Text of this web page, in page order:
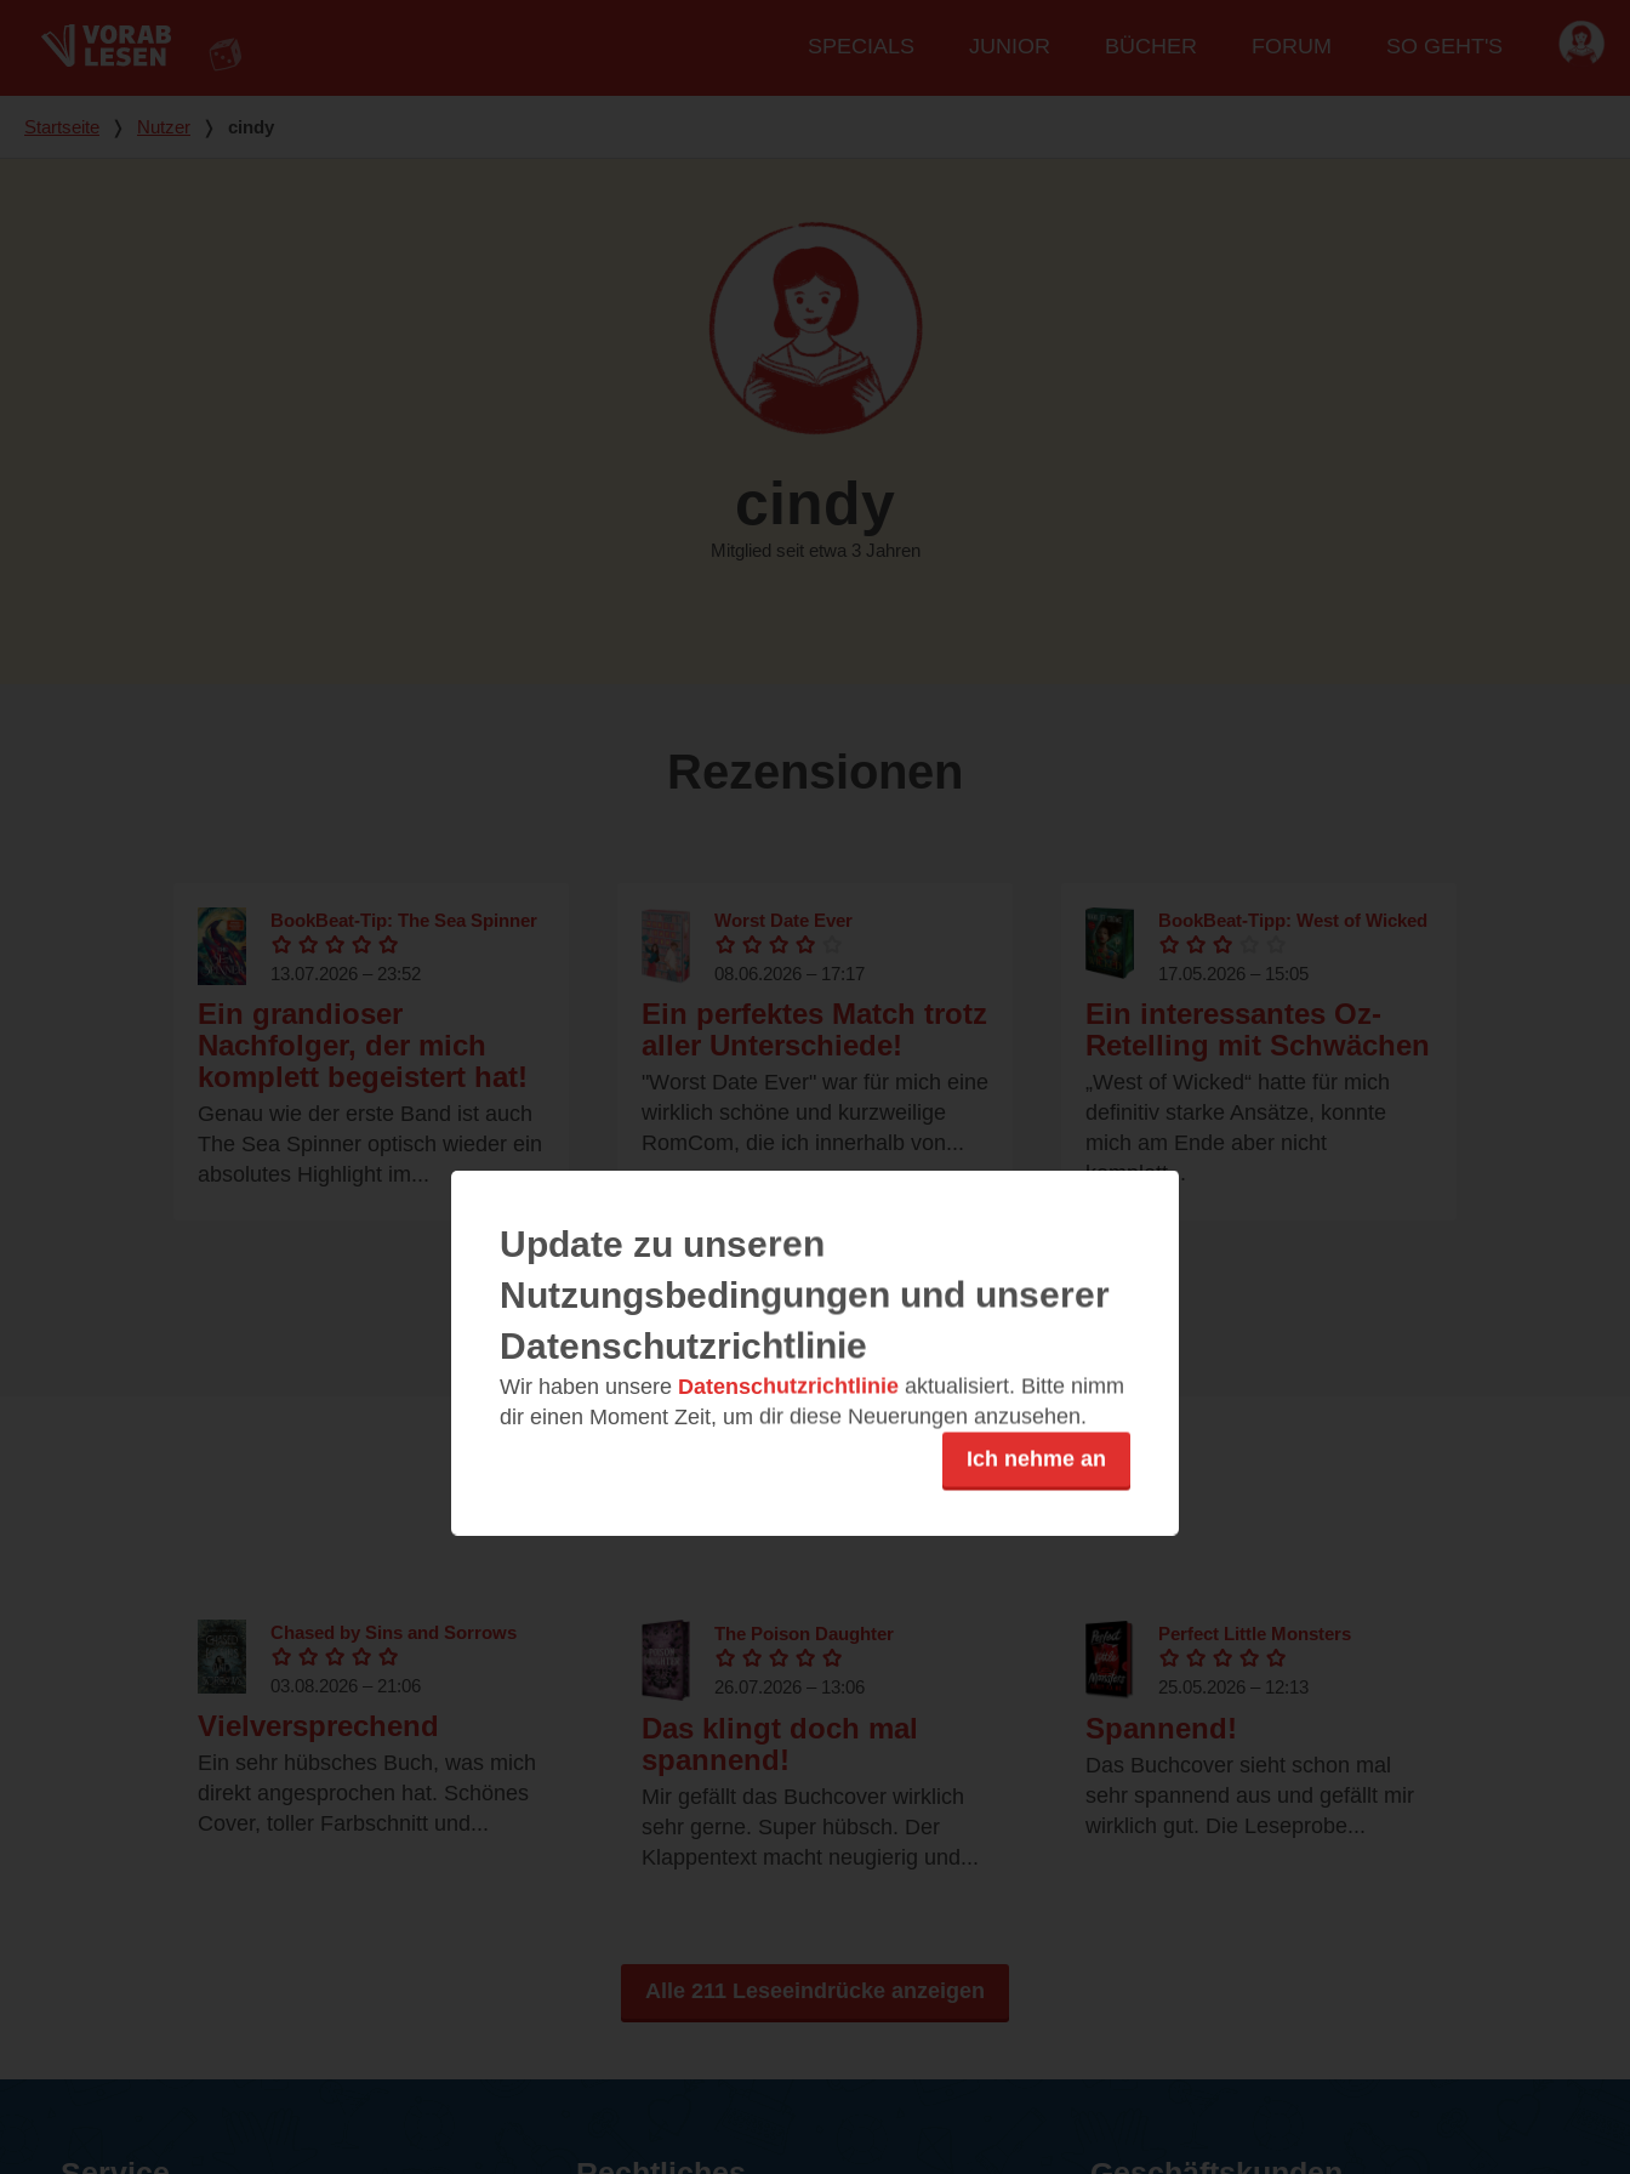
Hauptmenü
SPECIALS JUNIOR BÜCHER FORUM SO GEHT'S
Du bist hier
Startseite ❭ Nutzer ❭ cindy
cindy
Mitglied seit etwa 3 Jahren
Rezensionen
BookBeat-Tip: The Sea Spinner
13.07.2026 – 23:52
​Ein grandioser
Nachfolger, der mich
komplett begeistert hat!
Genau wie der erste Band ist auch
The Sea Spinner optisch wieder ein
absolutes Highlight im...
Worst Date Ever
08.06.2026 – 17:17
Ein perfektes Match trotz
aller Unterschiede!
"Worst Date Ever" war für mich eine
wirklich schöne und kurzweilige
RomCom, die ich innerhalb von...
BookBeat-Tipp: West of Wicked
17.05.2026 – 15:05
Ein interessantes Oz-
Retelling mit Schwächen
„West of Wicked“ hatte für mich
definitiv starke Ansätze, konnte
mich am Ende aber nicht
komplett...
Alle 36 Rezensionen anzeigen
Leseeindrücke
Chased by Sins and Sorrows
03.08.2026 – 21:06
Vielversprechend
Ein sehr hübsches Buch, was mich
direkt angesprochen hat. Schönes
Cover, toller Farbschnitt und...
The Poison Daughter
26.07.2026 – 13:06
Das klingt doch mal
spannend!
Mir gefällt das Buchcover wirklich
sehr gerne. Super hübsch. Der
Klappentext macht neugierig und...
Perfect Little Monsters
25.05.2026 – 12:13
Spannend!
Das Buchcover sieht schon mal
sehr spannend aus und gefällt mir
wirklich gut. Die Leseprobe...
Alle 211 Leseeindrücke anzeigen
Update zu unseren
Nutzungsbedingungen und unserer
Datenschutzrichtlinie
Wir haben unsere Datenschutzrichtlinie aktualisiert. Bitte nimm
dir einen Moment Zeit, um dir diese Neuerungen anzusehen.
Ich nehme an